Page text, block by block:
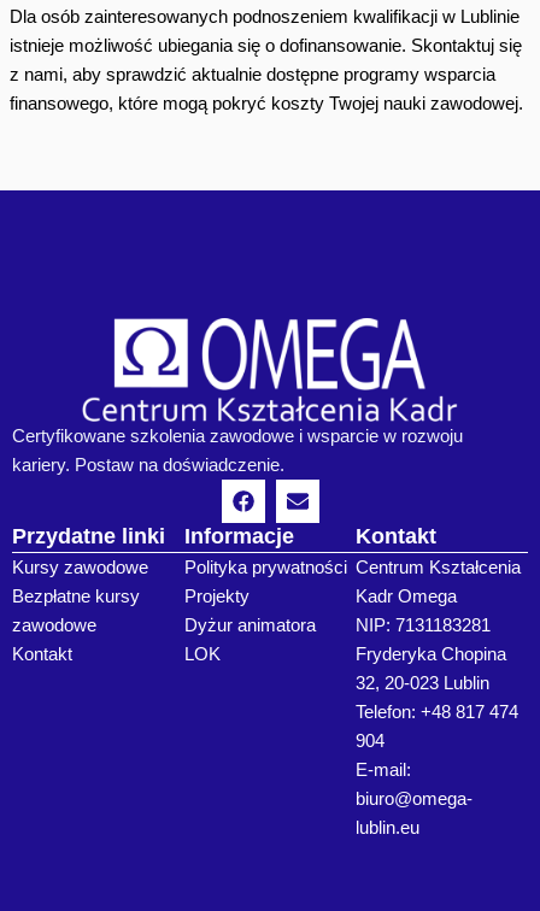
Dla osób zainteresowanych podnoszeniem kwalifikacji w Lublinie
istnieje możliwość ubiegania się o dofinansowanie. Skontaktuj się
z nami, aby sprawdzić aktualnie dostępne programy wsparcia
finansowego, które mogą pokryć koszty Twojej nauki zawodowej.
Certyfikowane szkolenia zawodowe i wsparcie w rozwoju
kariery. Postaw na doświadczenie.
F
a
c
e
b
o
o
E
n
e
l
p
Przydatne linki
Kursy zawodowe
Bezpłatne kursy
zawodowe
Kontakt
Informacje
Polityka prywatności
Projekty
Dyżur animatora
LOK
Kontakt
Centrum Kształcenia
Kadr Omega
NIP: 7131183281
Fryderyka Chopina
32, 20-023 Lublin
Telefon: +48 817 474
904
E-mail:
biuro@omega-
lublin.eu